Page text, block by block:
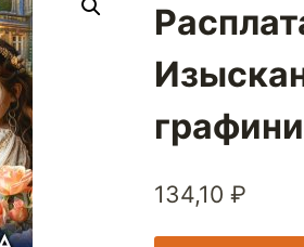
134,10 ₽